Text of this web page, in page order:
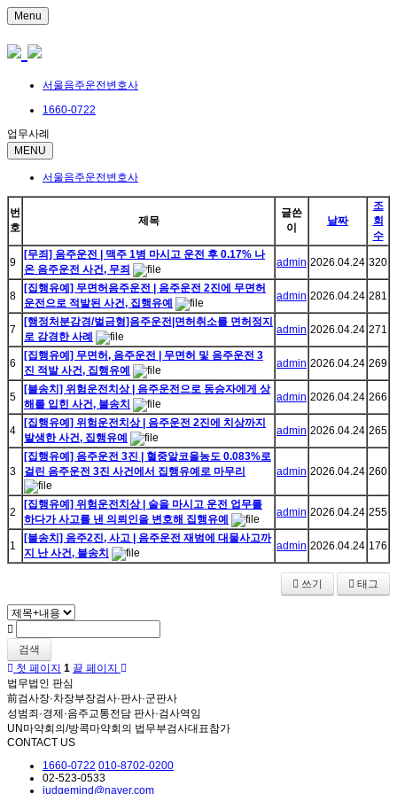
Menu
서울음주운전변호사
1660-0722
업무사례
MENU
서울음주운전변호사
번
호
제목
글쓴
이
날짜
조
회
수
9
[무죄] 음주운전 | 맥주 1병 마시고 운전 후 0.17% 나
온 음주운전 사건, 무죄
admin 2026.04.24 320
8
[집행유예] 무면허음주운전 | 음주운전 2진에 무면허
운전으로 적발된 사건, 집행유예
admin 2026.04.24 281
7
[행정처분감경/벌금형]음주운전|면허취소를 면허정지
로 감경한 사례
admin 2026.04.24 271
6
[집행유예] 무면허, 음주운전 | 무면허 및 음주운전 3
진 적발 사건, 집행유예
admin 2026.04.24 269
5
[불송치] 위험운전치상 | 음주운전으로 동승자에게 상
해를 입힌 사건, 불송치
admin 2026.04.24 266
4
[집행유예] 위험운전치상 | 음주운전 2진에 치상까지
발생한 사건, 집행유예
admin 2026.04.24 265
3
[집행유예] 음주운전 3진 | 혈중알코올농도 0.083%로
걸린 음주운전 3진 사건에서 집행유예로 마무리
admin 2026.04.24 260
2
[집행유예] 위험운전치상 | 술을 마시고 운전 업무를
하다가 사고를 낸 의뢰인을 변호해 집행유예
admin 2026.04.24 255
1
[불송치] 음주2진, 사고 | 음주운전 재범에 대물사고까
지 난 사건, 불송치
admin 2026.04.24 176
쓰기 태그
검색
첫 페이지 1 끝 페이지
법무법인 판심
前검사장·차장부장검사·판사·군판사
성범죄·경제·음주교통전담 판사·검사역임
UN마약회의/방콕마약회의 법무부검사대표참가
CONTACT US
1660-0722 010-8702-0200
02-523-0533
judgemind@naver.com